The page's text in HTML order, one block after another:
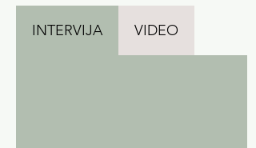
INTERVIJA VIDEO